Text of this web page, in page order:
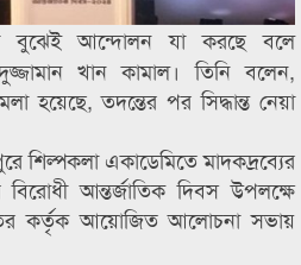
না বুঝেই আন্দোলন যা করছে বলে
খান কামাল। তিনি বলেন,
হয়েছে, তদন্তের পর সিদ্ধান্ত নেয়া
একাডেমিতে মাদকদ্রব্যের
আন্তর্জাতিক দিবস উপলক্ষে
কর্তৃক আয়োজিত আলোচনা সভায়